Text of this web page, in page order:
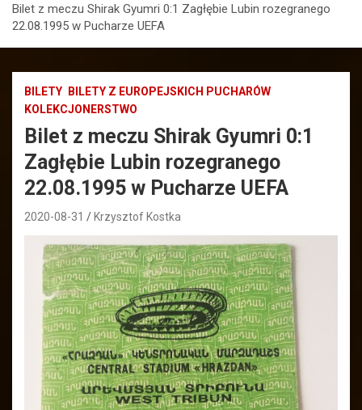
Bilet z meczu Shirak Gyumri 0:1 Zagłębie Lubin rozegranego
22.08.1995 w Pucharze UEFA
BILETY
BILETY Z EUROPEJSKICH PUCHARÓW
KOLEKCJONERSTWO
Bilet z meczu Shirak Gyumri 0:1
Zagłębie Lubin rozegranego
22.08.1995 w Pucharze UEFA
2020-08-31 Krzysztof Kostka